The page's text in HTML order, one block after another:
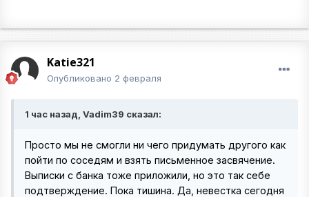
Katie321
Опубликовано 2 февраля
1 час назад, Vadim39 сказал:
Просто мы не смогли ни чего придумать другого как
пойти по соседям и взять письменное засвячение.
Выписки с банка тоже приложили, но это так себе
подтверждение. Пока тишина. Да, невестка сегодня